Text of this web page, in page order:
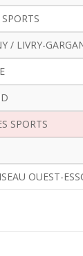
/ LIVRY-
SPORTS
OUEST-